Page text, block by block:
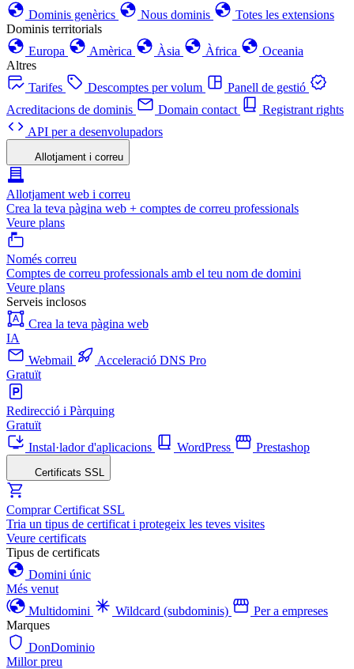
Dominis genèrics
Nous dominis
Totes les extensions
Dominis territorials
Europa
Amèrica Àsia Àfrica
Oceania
Altres
Tarifes
Descomptes per volum
Panell de gestió
Acreditacions de dominis
Domain contact
Registrant rights
API per a desenvolupadors
Allotjament i correu
Allotjament web i correu
Crea la teva pàgina web + comptes de correu professionals
Veure plans
Només correu
Comptes de correu professionals amb el teu nom de domini
Veure plans
Serveis inclosos
Crea la teva pàgina web
IA
Webmail
Acceleració DNS Pro
Gratuït
Redirecció i Pàrquing
Gratuït
Instal·lador d'aplicacions
WordPress Prestashop
Certificats SSL
Comprar Certificat SSL
Tria un tipus de certificat i protegeix les teves visites
Veure certificats
Tipus de certificats
Domini únic
Més venut
Multidomini
Wildcard (subdominis)
Per a empreses
Marques
DonDominio
Millor preu